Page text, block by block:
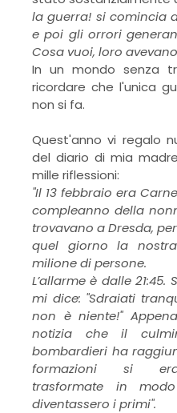
la guerra! si comincia
e poi gli orrori
Cosa vuoi, loro
In un mondo senza
ricordare che l'unica
non si fa.
Quest'anno vi regalo
del diario di mia
mille riflessioni:
"Il 13 febbraio era
compleanno della
trovavano a Dresda,
quel giorno la
milione di persone.
L’allarme è dalle
mi dice: "Sdraiati
non è niente!"
notizia che il
bombardieri ha
formazioni si
trasformate in
diventassero i primi".